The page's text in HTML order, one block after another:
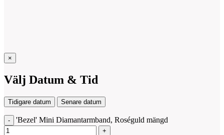
×
Välj Datum & Tid
Tidigare datum Senare datum
'Bezel' Mini Diamantarmband, Roséguld mängd